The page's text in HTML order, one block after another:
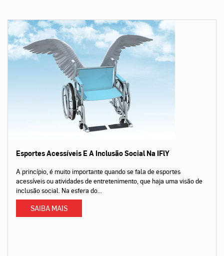
Esportes Acessíveis E A Inclusão Social Na IFlY
A princípio, é muito importante quando se fala de esportes
acessíveis ou atividades de entretenimento, que haja uma visão de
inclusão social. Na esfera do...
SAIBA MAIS